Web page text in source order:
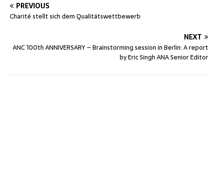
PREVIOUS
Charité stellt sich dem Qualitätswettbewerb
NEXT
ANC 100th ANNIVERSARY – Brainstorming session in Berlin: A report
by Eric Singh ANA Senior Editor